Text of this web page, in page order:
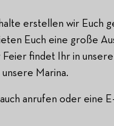
erstellen wir Euch
Euch eine große
findet Ihr in
Marina.
anrufen oder eine